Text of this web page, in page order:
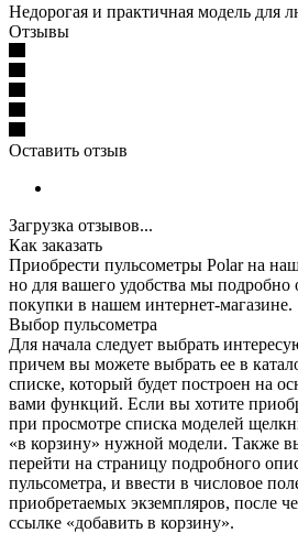
Недорогая и практичная модель для
Отзывы
Оставить отзыв
Загрузка отзывов...
Как заказать
Приобрести пульсометры Polar на
но для вашего удобства мы
покупки в нашем интернет-магазине.
Выбор пульсометра
Для начала следует выбрать
причем вы можете выбрать ее в
списке, который будет построен на
вами функций. Если вы хотите
при просмотре списка моделей
«в корзину» нужной модели. Также
перейти на страницу подробного
пульсометра, и ввести в числовое
приобретаемых экземпляров, после
ссылке «добавить в корзину».